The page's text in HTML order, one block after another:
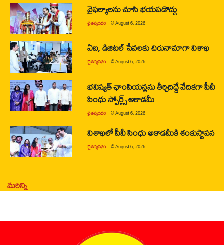
వైఫల్యాలను చూసి భయపడొద్దు
చైతన్యరధం @August 6, 2026
ఏఐ, డిజిటల్ సేవలకు చిరునామాగా విశాఖ
చైతన్యరధం @August 6, 2026
భవిష్యత్ ఛాంపియన్లను తీర్చిదిద్దే వేదికగా పీవీ
సింధు స్పోర్ట్స్ అకాడమీ
చైతన్యరధం @August 6, 2026
విశాఖలో పీవీ సింధు అకాడమీకి శంకుస్థాపన
చైతన్యరధం @August 6, 2026
మరిన్ని